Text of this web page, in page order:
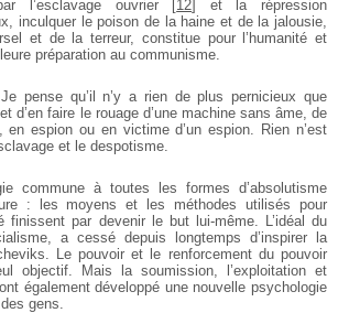
l’esclavage ouvrier[12]
et la répression
inculquer le poison de la haine et de la jalousie,
et de la terreur, constitue pour l’humanité et
préparation au communisme.
pense qu’il n’y a rien de plus pernicieux que
d’en faire le rouage d’une machine sans âme, de
en espion ou en victime d’un espion. Rien n’est
et le despotisme.
commune à toutes les formes d’absolutisme
: les moyens et les méthodes utilisés pour
finissent par devenir le but lui-même. L’idéal du
a cessé depuis longtemps d’inspirer la
Le pouvoir et le renforcement du pouvoir
objectif. Mais la soumission, l’exploitation et
également développé une nouvelle psychologie
gens.